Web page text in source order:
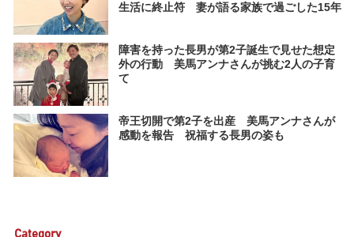
生活に終止符 妻が語る家族で過ごした15年
障害を持った長男が第2子誕生で見せた想定
外の行動 美馬アンナさんが挑む2人の子育
て
帝王切開で第2子を出産 美馬アンナさんが
感動を報告 祝福する長男の姿も
Category